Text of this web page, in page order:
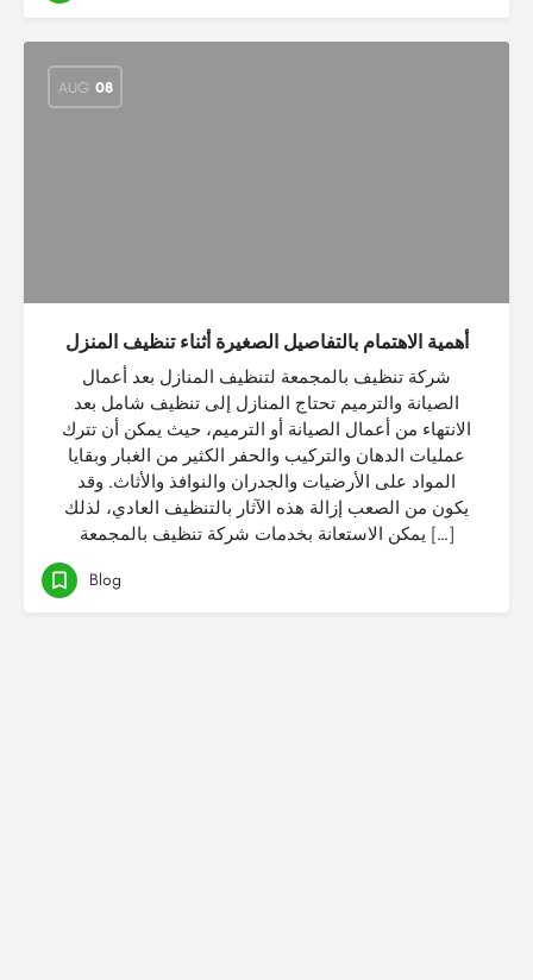
AUG 08
أهمية الاهتمام بالتفاصيل الصغيرة أثناء تنظيف المنزل
شركة تنظيف بالمجمعة لتنظيف المنازل بعد أعمال
الصيانة والترميم تحتاج المنازل إلى تنظيف شامل بعد
الانتهاء من أعمال الصيانة أو الترميم، حيث يمكن أن تترك
عمليات الدهان والتركيب والحفر الكثير من الغبار وبقايا
المواد على الأرضيات والجدران والنوافذ والأثاث. وقد
يكون من الصعب إزالة هذه الآثار بالتنظيف العادي، لذلك
يمكن الاستعانة بخدمات شركة تنظيف بالمجمعة […]
Blog